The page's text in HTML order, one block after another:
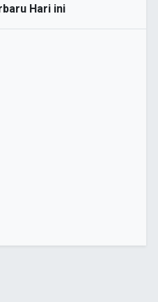
Hari ini